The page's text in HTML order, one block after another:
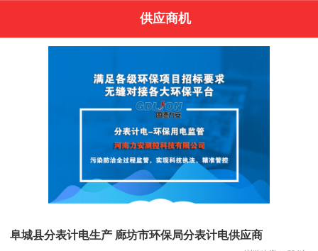
供应商机
阜城县分表计电生产 廊坊市环保局分表计电供应商